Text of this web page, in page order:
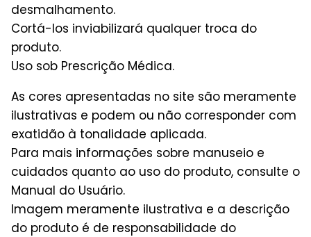
desmalhamento.
Cortá-los inviabilizará qualquer troca do
produto.
Uso sob Prescrição Médica.
As cores apresentadas no site são meramente
ilustrativas e podem ou não corresponder com
exatidão à tonalidade aplicada.
Para mais informações sobre manuseio e
cuidados quanto ao uso do produto, consulte o
Manual do Usuário.
Imagem meramente ilustrativa e a descrição
do produto é de responsabilidade do